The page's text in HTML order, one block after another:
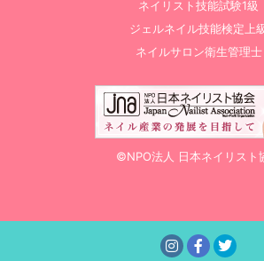
ネイリスト技能試験1級
ジェルネイル技能検定上
ネイルサロン衛生管理士
©NPO法人 日本ネイリスト